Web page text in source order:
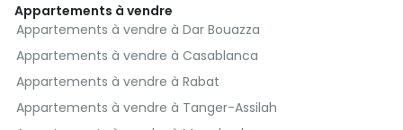
Immobilier à vendre à Fès
Immobilier à vendre à Benslimane
Immobilier à vendre à Al Haouz
Immobilier à vendre à Moulay Yacoub
Immobilier à vendre à Nador
Appartements à vendre
Appartements à vendre à Dar Bouazza
Appartements à vendre à Casablanca
Appartements à vendre à Rabat
Appartements à vendre à Tanger-Assilah